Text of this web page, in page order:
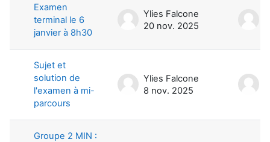
Examen
terminal le 6
janvier à 8h30
Ylies Falcone
20 nov. 2025
Sujet et
solution de
l'examen à mi-
parcours
Ylies Falcone
8 nov. 2025
Groupe 2 MIN :